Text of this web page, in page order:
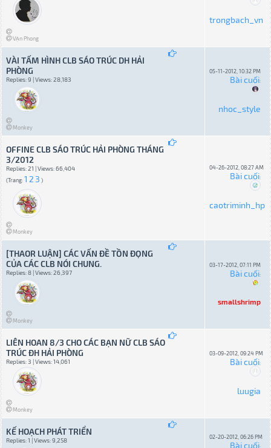
VẠn Phong
trongbach_vn
VÀI TẤM HÌNH CLB SÁO TRÚC DH HẢI
PHÒNG
Replies: 9 | Views: 28,183
Monkey
05-11-2012, 10:32 PM
Bài cuối:
nhoc_style
OFFINE CLB SÁO TRÚC HẢI PHÒNG THÁNG
3/2012
Replies: 21 | Views: 66,404
(Trang:1 2 3 )
Monkey
04-26-2012, 08:27 AM
Bài cuối:
caotriminh_hp
[THAOR LUẬN] CÁC VẤN ĐỀ TỒN ĐỌNG
CỦA CÁC CLB NÓI CHUNG.
Replies: 8 | Views: 26,397
Monkey
03-17-2012, 07:11 PM
Bài cuối:
smallshrimp
LIÊN HOAN 8/3 CHO CÁC BẠN NỮ CLB SÁO
TRÚC ĐH HẢI PHÒNG
Replies: 3 | Views: 14,061
Monkey
03-09-2012, 09:24 PM
Bài cuối:
luugia
KẾ HOẠCH PHÁT TRIỂN
Replies: 1 | Views: 9,258 02-20-2012, 06:26 PM
Bài cuối